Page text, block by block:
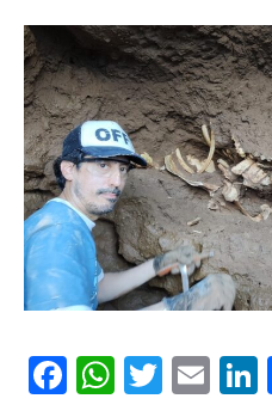
Facebook